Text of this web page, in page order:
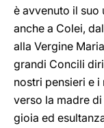
è avvenuto il
anche a Colei,
alla Vergine
grandi Concili
nostri pensieri e
verso la madre
gioia ed